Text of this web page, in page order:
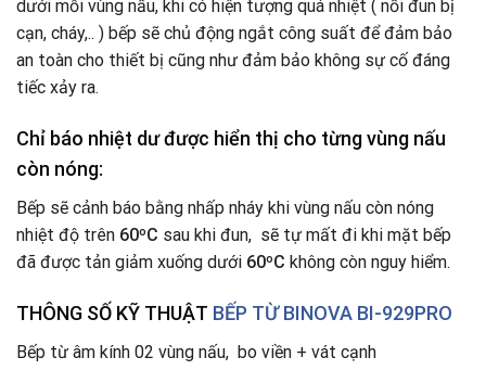
dưới mỗi vùng nấu, khi có hiện tượng quá nhiệt ( nồi đun bị
cạn, cháy,.. ) bếp sẽ chủ động ngắt công suất để đảm bảo
an toàn cho thiết bị cũng như đảm bảo không sự cố đáng
tiếc xảy ra.
Chỉ báo nhiệt dư được hiển thị cho từng vùng nấu
còn nóng:
Bếp sẽ cảnh báo bằng nhấp nháy khi vùng nấu còn nóng
nhiệt độ trên 60ºC sau khi đun, sẽ tự mất đi khi mặt bếp
đã được tản giảm xuống dưới 60ºC không còn nguy hiểm.
THÔNG SỐ KỸ THUẬT BẾP TỪ BINOVA BI-929PRO
Bếp từ âm kính 02 vùng nấu, bo viền + vát cạnh